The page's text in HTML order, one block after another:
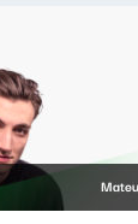
Mateusz